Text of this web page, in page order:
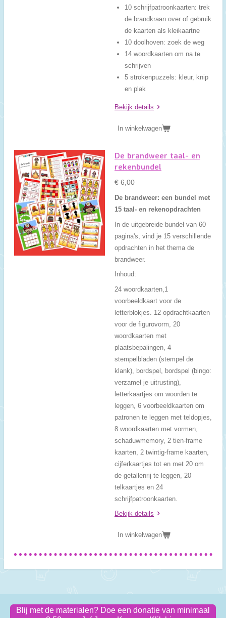
10 schrijfpatroonkaarten: trek
de brandkraan over of gebruik
de kaarten als kleikaartne
10 doolhoven: zoek de weg
14 woordkaarten om na te
schrijven
5 strokenpuzzels: kleur, knip
en plak
Bekijk details
In winkelwagen
De brandweer taal- en
rekenbundel
€ 6,00
De brandweer: een bundel met
15 taal- en rekenopdrachten
In de uitgebreide bundel van 60
pagina's, vind je 15 verschillende
opdrachten in het thema de
brandweer.
Inhoud:
24 woordkaarten,1
voorbeeldkaart voor de
letterblokjes. 12 opdrachtkaarten
voor de figurovorm, 20
woordkaarten met
plaatsbepalingen, 4
stempelbladen (stempel de
klank), bordspel, bordspel (bingo:
verzamel je uitrusting),
letterkaartjes om woorden te
leggen, 6 voorbeeldkaarten om
patronen te leggen met teldopjes,
8 woordkaarten met vormen,
schaduwmemory, 2 tien-frame
kaarten, 2 twintig-frame kaarten,
cijferkaartjes tot en met 20 om
de getallenrij te leggen, 20
telkaartjes en 24
schrijfpatroonkaarten.
Bekijk details
In winkelwagen
Blij met de materialen? Doe een donatie van minimaal